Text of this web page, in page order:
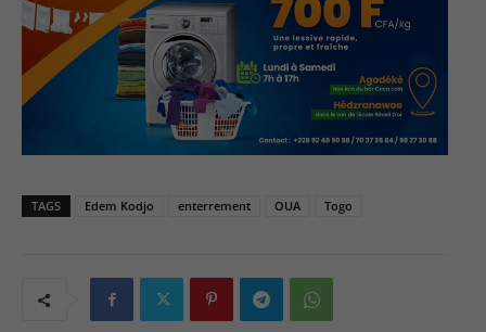
TAGS Edem Kodjo enterrement OUA Togo